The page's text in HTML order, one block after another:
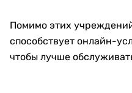
Помимо этих
способствует онлайн-
чтобы лучше